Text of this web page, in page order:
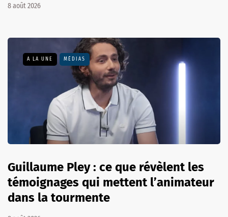
8 août 2026
A LA UNE MÉDIAS
Guillaume Pley : ce que révèlent les
témoignages qui mettent l’animateur
dans la tourmente